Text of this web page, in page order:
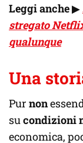
Leggi anche▶
stregato
qualunque
Una
Pur non
sucondizioni
economica,